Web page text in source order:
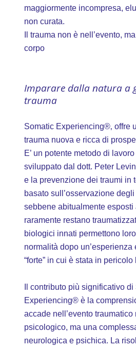
maggiormente incompresa,
non curata.
Il trauma non è nell’evento,
corpo
Imparare dalla natura a
trauma
Somatic Experiencing®‚ offre
trauma nuova e ricca di
E’ un potente metodo di
sviluppato dal dott. Peter
e la prevenzione dei traumi in
basato sull’osservazione
sebbene abitualmente esposti
raramente restano
biologici innati permettono
normalità dopo un’esperienza
“forte” in cui è stata in
Il contributo più significativo
Experiencing® è la
accade nell’evento
psicologico, ma una
neurologica e psichica. La